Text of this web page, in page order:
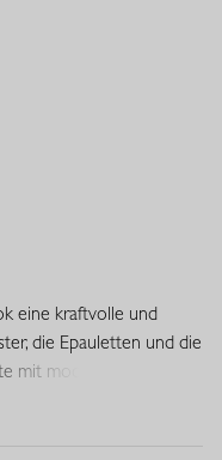
eine kraftvolle und
die Epauletten und die
mit moderner Note. In
vielseitige Basis für